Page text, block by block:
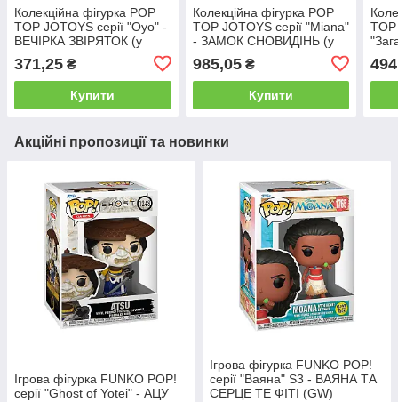
Колекційна фігурка POP
TOP JOTOYS серії "Oyo" -
ВЕЧІРКА ЗВІРЯТОК (у
371,25 ₴
Купити
Колекційна фігурка POP
TOP JOTOYS серії "Miana"
- ЗАМОК СНОВИДІНЬ (у
985,05₴
Купити
TOP
Акційні пропозиції та новинки
Ігрова фігурка FUNKO POP!
серії "Ghost of Yotei" - АЦУ
Ігрова фігурка FUNKO POP!
серії "Ваяна" S3 - ВАЯНА ТА
СЕРЦЕ ТЕ ФІТІ (GW)